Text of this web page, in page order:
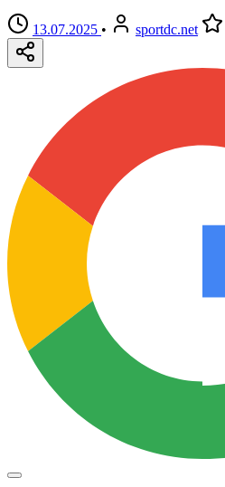
13.07.2025 • sportdc.net